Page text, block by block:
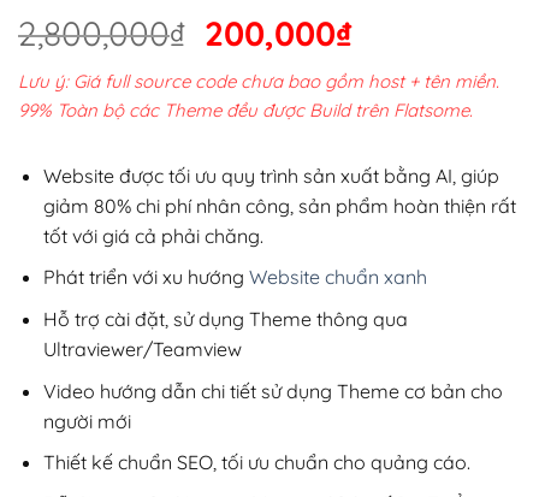
2,800,000₫ Giá
gốc
là:
2,800,000₫.
200,000₫Giá
hiện
tại
200,000₫.
Lưu ý: Giá full source code chưa bao gồm host + tên miền.
99% Toàn bộ các Theme đều được Build trên Flatsome.
Website được tối ưu quy trình sản xuất bằng AI, giúp
giảm 80% chi phí nhân công, sản phẩm hoàn thiện rất
tốt với giá cả phải chăng.
Phát triển với xu hướng Website chuẩn xanh
Hỗ trợ cài đặt, sử dụng Theme thông qua
Ultraviewer/Teamview
Video hướng dẫn chi tiết sử dụng Theme cơ bản cho
người mới
Thiết kế chuẩn SEO, tối ưu chuẩn cho quảng cáo.